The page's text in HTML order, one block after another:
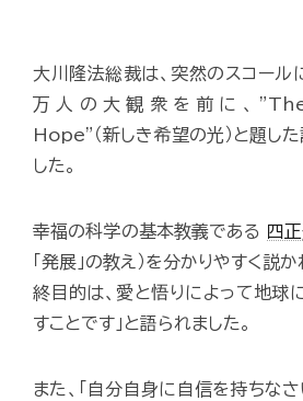
大川隆法総裁は、突然のスコール
万人の大観衆を前に、
Hope”（新しき希望の光）と題し
した。
幸福の科学の基本教義である 四
「発展」の教え）を分かりやすく説
終目的は、愛と悟りによって地球
すことです」と語られました。
また、「自分自身に自信を持ちなさ